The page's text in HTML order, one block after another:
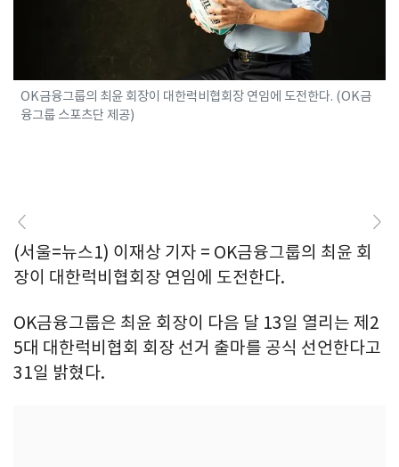
OK금융그룹의 최윤 회장이 대한럭비협회장 연임에 도전한다. (OK금
융그룹 스포츠단 제공)
(서울=뉴스1) 이재상 기자 = OK금융그룹의 최윤 회
장이 대한럭비협회장 연임에 도전한다.
OK금융그룹은 최윤 회장이 다음 달 13일 열리는 제2
5대 대한럭비협회 회장 선거 출마를 공식 선언한다고
31일 밝혔다.